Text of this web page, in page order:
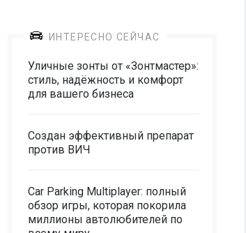
ИНТЕРЕСНО СЕЙЧАС
Уличные зонты от «Зонтмастер»:
стиль, надёжность и комфорт
для вашего бизнеса
Создан эффективный препарат
против ВИЧ
Car Parking Multiplayer: полный
обзор игры, которая покорила
миллионы автолюбителей по